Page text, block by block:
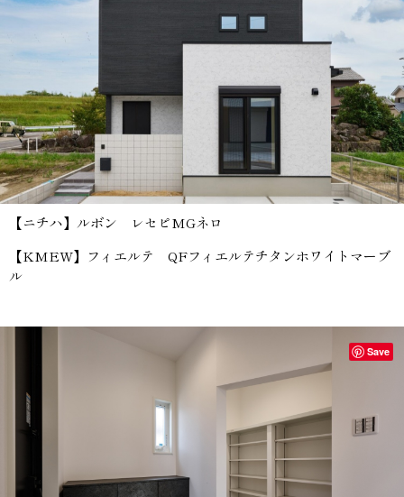
【ニチハ】ルボン レセピMGネロ
【KMEW】フィエルテ QFフィエルテチタンホワイトマーブ
ル
Save